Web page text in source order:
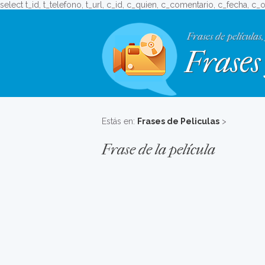
select t_id, t_telefono, t_url, c_id, c_quien, c_comentario, c_fecha,
Frases de
Estás en: Frases de Peliculas >
Frase de la película